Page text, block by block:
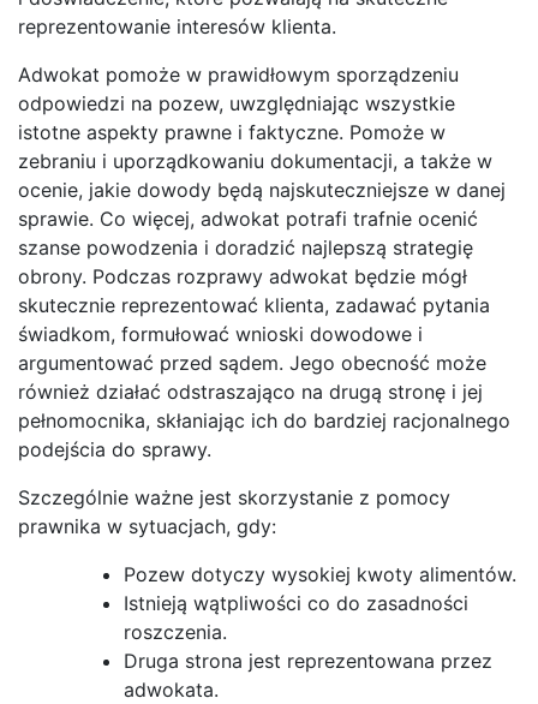
reprezentowanie interesów klienta.
Adwokat pomoże w prawidłowym sporządzeniu
odpowiedzi na pozew, uwzględniając wszystkie
istotne aspekty prawne i faktyczne. Pomoże w
zebraniu i uporządkowaniu dokumentacji, a także w
ocenie, jakie dowody będą najskuteczniejsze w danej
sprawie. Co więcej, adwokat potrafi trafnie ocenić
szanse powodzenia i doradzić najlepszą strategię
obrony. Podczas rozprawy adwokat będzie mógł
skutecznie reprezentować klienta, zadawać pytania
świadkom, formułować wnioski dowodowe i
argumentować przed sądem. Jego obecność może
również działać odstraszająco na drugą stronę i jej
pełnomocnika, skłaniając ich do bardziej racjonalnego
podejścia do sprawy.
Szczególnie ważne jest skorzystanie z pomocy
prawnika w sytuacjach, gdy:
Pozew dotyczy wysokiej kwoty alimentów.
Istnieją wątpliwości co do zasadności
roszczenia.
Druga strona jest reprezentowana przez
adwokata.